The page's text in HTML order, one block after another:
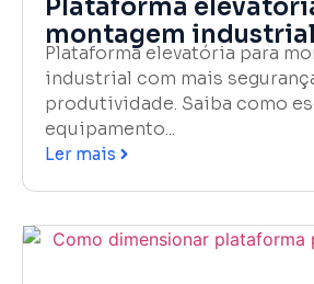
Plataforma
montagem industrial
Plataforma elevatória para
industrial com mais
produtividade. Saiba como
equipamento...
Ler mais